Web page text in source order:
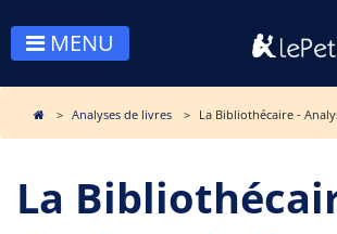
MENU
Analyses de livres La Bibliothécaire -
La